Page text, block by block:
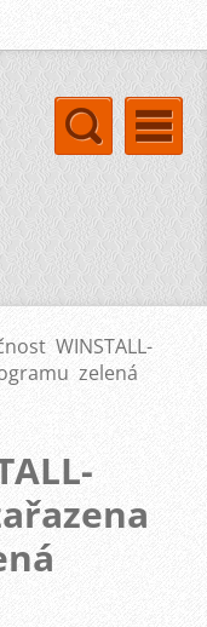
WINSTALL-
zelená